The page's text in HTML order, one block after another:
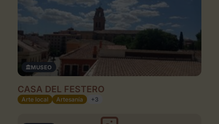
MUSEO
CASA DEL FESTERO
Arte local Artesanía +3